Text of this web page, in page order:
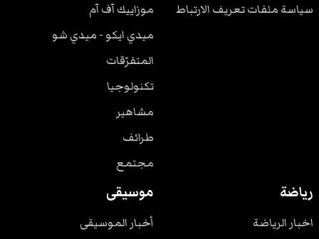
سياسة ملفات تعريف الارتباط
موزاييك آف آم
ميدي ايكو - ميدي شو
المتفرّقات
تكنولوجيا
مشاهير
طرائف
مجتمع
رياضة
اخبار الرياضة
موسيقى
أخبار الموسيقى